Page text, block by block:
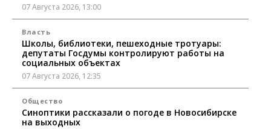
07 Августа 2026, 13:00
Власть
Школы, библиотеки, пешеходные тротуары:
депутаты Госдумы контролируют работы на
социальных объектах
07 Августа 2026, 12:35
Общество
Синоптики рассказали о погоде в Новосибирске
на выходных